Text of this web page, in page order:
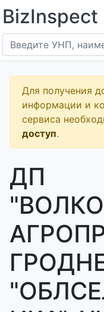
BizInspect
Для получения
информации и
сервиса
доступ.
ДП